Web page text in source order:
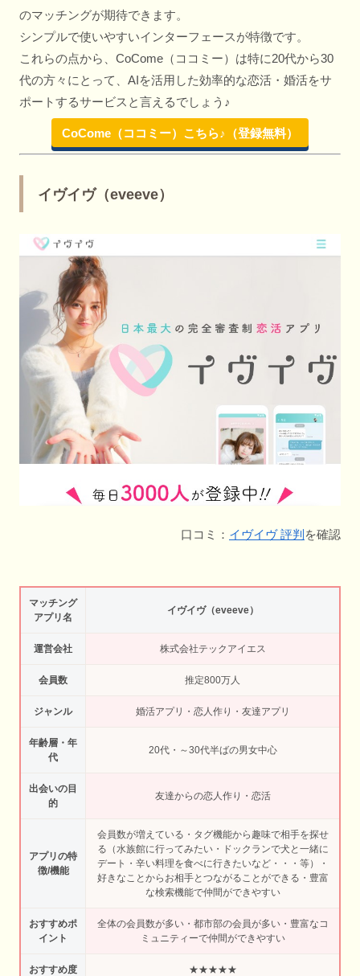
のマッチングが期待できます。
シンプルで使いやすいインターフェースが特徴です。
これらの点から、CoCome（ココミー）は特に20代から30
代の方々にとって、AIを活用した効率的な恋活・婚活をサ
ポートするサービスと言えるでしょう♪
CoCome（ココミー）こちら♪（登録無料）
イヴイヴ（eveeve）
口コミ： イヴイヴ 評判 を確認
マッチング
アプリ名
イヴイヴ（eveeve）
運営会社 株式会社テックアイエス
会員数 推定800万人
ジャンル 婚活アプリ・恋人作り・友達アプリ
年齢層・年
代
20代・～30代半ばの男女中心
出会いの目
的
友達からの恋人作り・恋活
アプリの特
徴/機能
会員数が増えている・タグ機能から趣味で相手を探せ
る（水族館に行ってみたい・ドックランで犬と一緒に
デート・辛い料理を食べに行きたいなど・・・等）・
好きなことからお相手とつながることができる・豊富
な検索機能で仲間ができやすい
おすすめポ
イント
全体の会員数が多い・都市部の会員が多い・豊富なコ
ミュニティーで仲間ができやすい
おすすめ度 ★★★★★